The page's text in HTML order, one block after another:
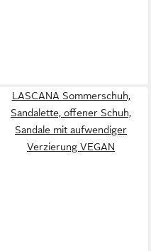
LASCANA Sommerschuh,
Sandalette, offener Schuh,
Sandale mit aufwendiger
Verzierung VEGAN